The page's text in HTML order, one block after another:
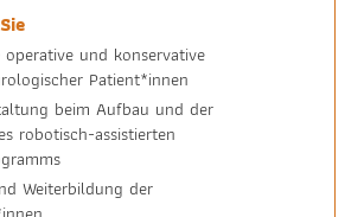
operative und konservative
Patient*innen
beim Aufbau und der
robotisch-assistierten
Weiterbildung der